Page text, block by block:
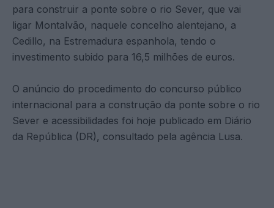
para construir a ponte sobre o rio Sever, que vai
ligar Montalvão, naquele concelho alentejano, a
Cedillo, na Estremadura espanhola, tendo o
investimento subido para 16,5 milhões de euros.
O anúncio do procedimento do concurso público
internacional para a construção da ponte sobre o rio
Sever e acessibilidades foi hoje publicado em Diário
da República (DR), consultado pela agência Lusa.